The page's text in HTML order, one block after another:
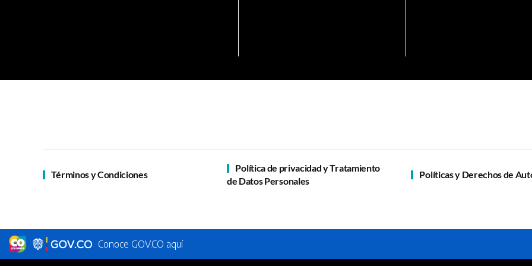
Términos y Condiciones
Política de privacidad y Tratamiento
de Datos Personales
Políticas y Derechos de
Conoce GOV.CO aquí